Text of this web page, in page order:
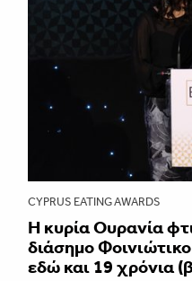
CYPRUS EATING AWARDS
Η κυρία Ουρανία
διάσημο
εδώ και 19 χρόνια